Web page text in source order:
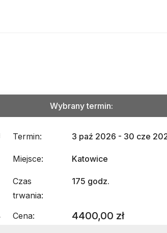
Wybrany termin:
Termin: 3 paź 2026 - 30 cze
Miejsce: Katowice
Czas
trwania:
175 godz.
Cena: 4400,00 zł